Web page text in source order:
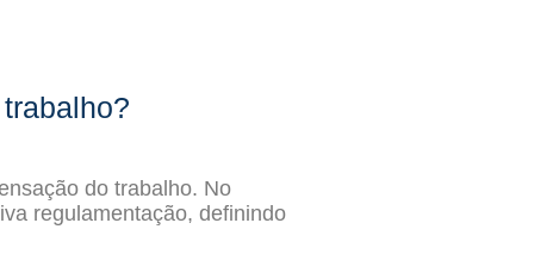
do trabalho. No
regulamentação, definindo